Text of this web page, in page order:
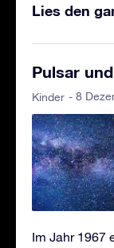
Lies den
Pulsar
Kinder - 8
Im Jahr 1967